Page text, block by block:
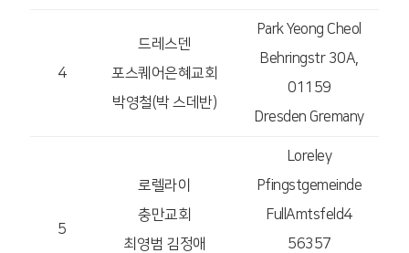
4
드레스덴
포스퀘어은혜교회
박영철(박 스데반)
Park Yeong Cheol
Behringstr 30A,
01159
Dresden Gremany
5
로렐라이
충만교회
최영범 김정애
Loreley
Pfingstgemeinde
FullAmtsfeld4
56357